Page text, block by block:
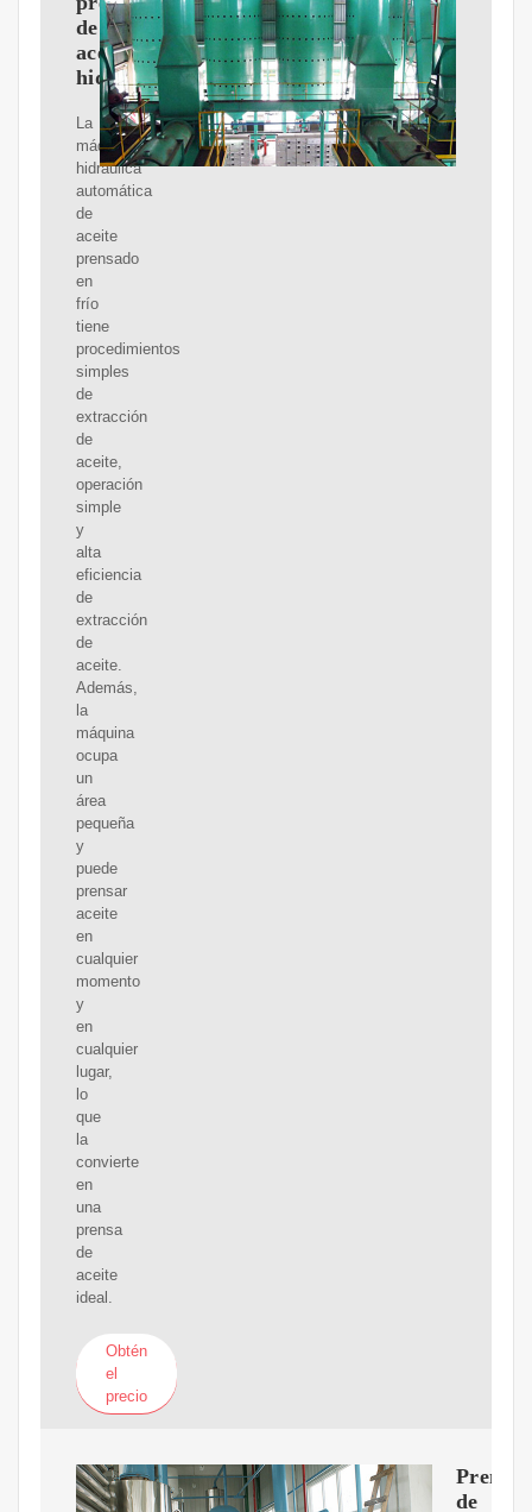
de
aceite
hidráulica
La
máquina
hidráulica
automática
de
aceite
prensado
en
frío
tiene
procedimientos
simples
de
extracción
de
aceite,
operación
simple
y
alta
eficiencia
de
extracción
de
aceite.
Además,
la
máquina
ocupa
un
área
pequeña
y
puede
prensar
aceite
en
cualquier
momento
y
en
cualquier
lugar,
lo
que
la
convierte
en
una
prensa
de
aceite
ideal.
Obtén
el
precio
Prensa
de